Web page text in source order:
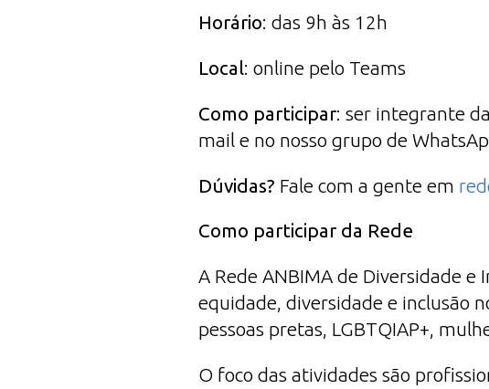
Horário: das 9h às 12h
Local: online pelo Teams
Como participar: ser integrante
mail e no nosso grupo de
Dúvidas? Fale com a gente em
Como participar da Rede
A Rede ANBIMA de Diversidade
equidade, diversidade e inclusão
pessoas pretas, LGBTQIAP+,
O foco das atividades são